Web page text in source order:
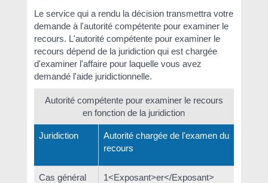
Le service qui a rendu la décision transmettra votre
demande à l'autorité compétente pour examiner le
recours. L'autorité compétente pour examiner le
recours dépend de la juridiction qui est chargée
d'examiner l'affaire pour laquelle vous avez
demandé l'aide juridictionnelle.
Autorité compétente pour examiner le recours
en fonction de la juridiction
Juridiction
Autorité chargée de l'examen du
recours
Cas général
1<Exposant>er</Exposant>